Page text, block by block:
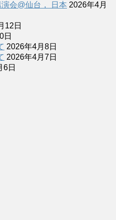
会@仙台， 日本 2026年4月
12日
日
2026年4月8日
2026年4月7日
6日